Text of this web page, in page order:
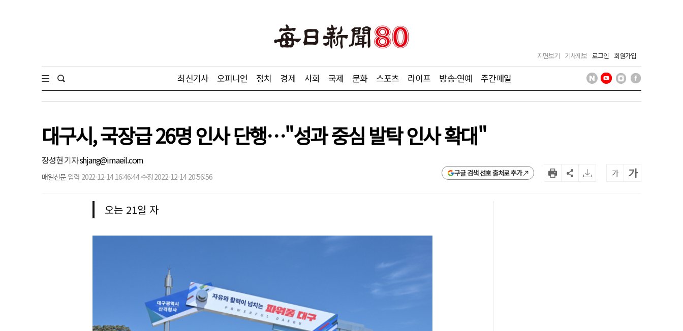
지면보기 기사제보 로그인 회원가입
최신기사 오피니언 정치 경제 사회 국제 문화 스포츠 라이프 방송·연예 주간매일
대구시, 국장급 26명 인사 단행…"성과 중심 발탁 인사 확대"
장성현 기자shjang@imaeil.com
매일신문 입력 2022-12-14 16:46:44 수정 2022-12-14 20:56:56 구글 검색 선호 출처로 추가 가 가
오는 21일 자